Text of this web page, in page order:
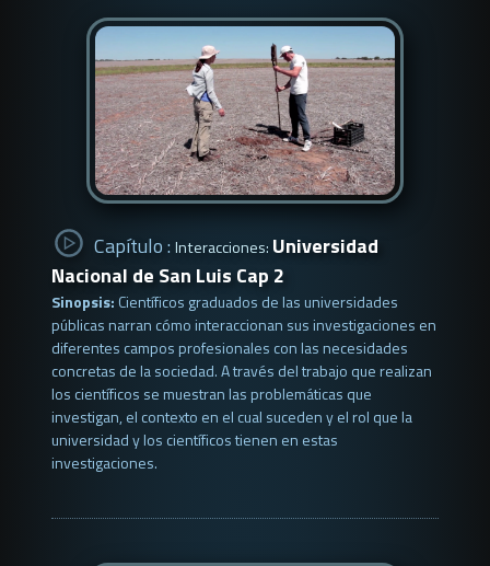
Capítulo : Interacciones: Universidad
Nacional de San Luis Cap 2
Sinopsis: Científicos graduados de las universidades
públicas narran cómo interaccionan sus investigaciones en
diferentes campos profesionales con las necesidades
concretas de la sociedad. A través del trabajo que realizan
los científicos se muestran las problemáticas que
investigan, el contexto en el cual suceden y el rol que la
universidad y los científicos tienen en estas
investigaciones.